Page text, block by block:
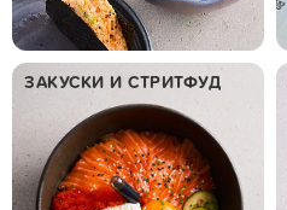
ЗАКУСКИ И СТРИТФУД